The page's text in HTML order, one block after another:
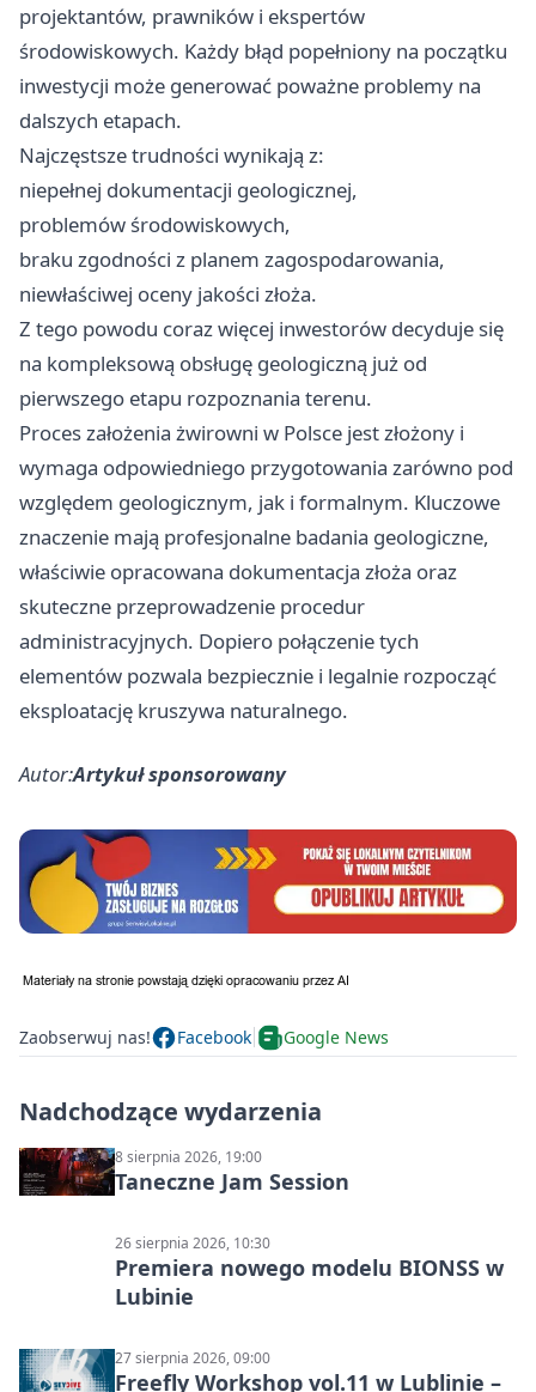
projektantów, prawników i ekspertów
środowiskowych. Każdy błąd popełniony na początku
inwestycji może generować poważne problemy na
dalszych etapach.
Najczęstsze trudności wynikają z:
niepełnej dokumentacji geologicznej,
problemów środowiskowych,
braku zgodności z planem zagospodarowania,
niewłaściwej oceny jakości złoża.
Z tego powodu coraz więcej inwestorów decyduje się
na kompleksową obsługę geologiczną już od
pierwszego etapu rozpoznania terenu.
Proces założenia żwirowni w Polsce jest złożony i
wymaga odpowiedniego przygotowania zarówno pod
względem geologicznym, jak i formalnym. Kluczowe
znaczenie mają profesjonalne badania geologiczne,
właściwie opracowana dokumentacja złoża oraz
skuteczne przeprowadzenie procedur
administracyjnych. Dopiero połączenie tych
elementów pozwala bezpiecznie i legalnie rozpocząć
eksploatację kruszywa naturalnego.
Autor:Artykuł sponsorowany
Zaobserwuj nas! Facebook Google News
Nadchodzące wydarzenia
8 sierpnia 2026, 19:00
Taneczne Jam Session
26 sierpnia 2026, 10:30
Premiera nowego modelu BIONSS w
Lubinie
27 sierpnia 2026, 09:00
Freefly Workshop vol.11 w Lublinie –